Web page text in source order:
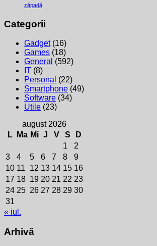
zăpadă
Categorii
Gadget(16)
Games (18)
General (592)
IT (8)
Personal (22)
Smartphone (49)
Software (34)
Utile (23)
august 2026
L
Ma Mi J V S
D
1
2
3
4 5 6 7 8
9
10 11 12 13 14 15 16
17 18 19 20 21 22 23
24 25 26 27 28 29 30
31
« iul.
Arhivă